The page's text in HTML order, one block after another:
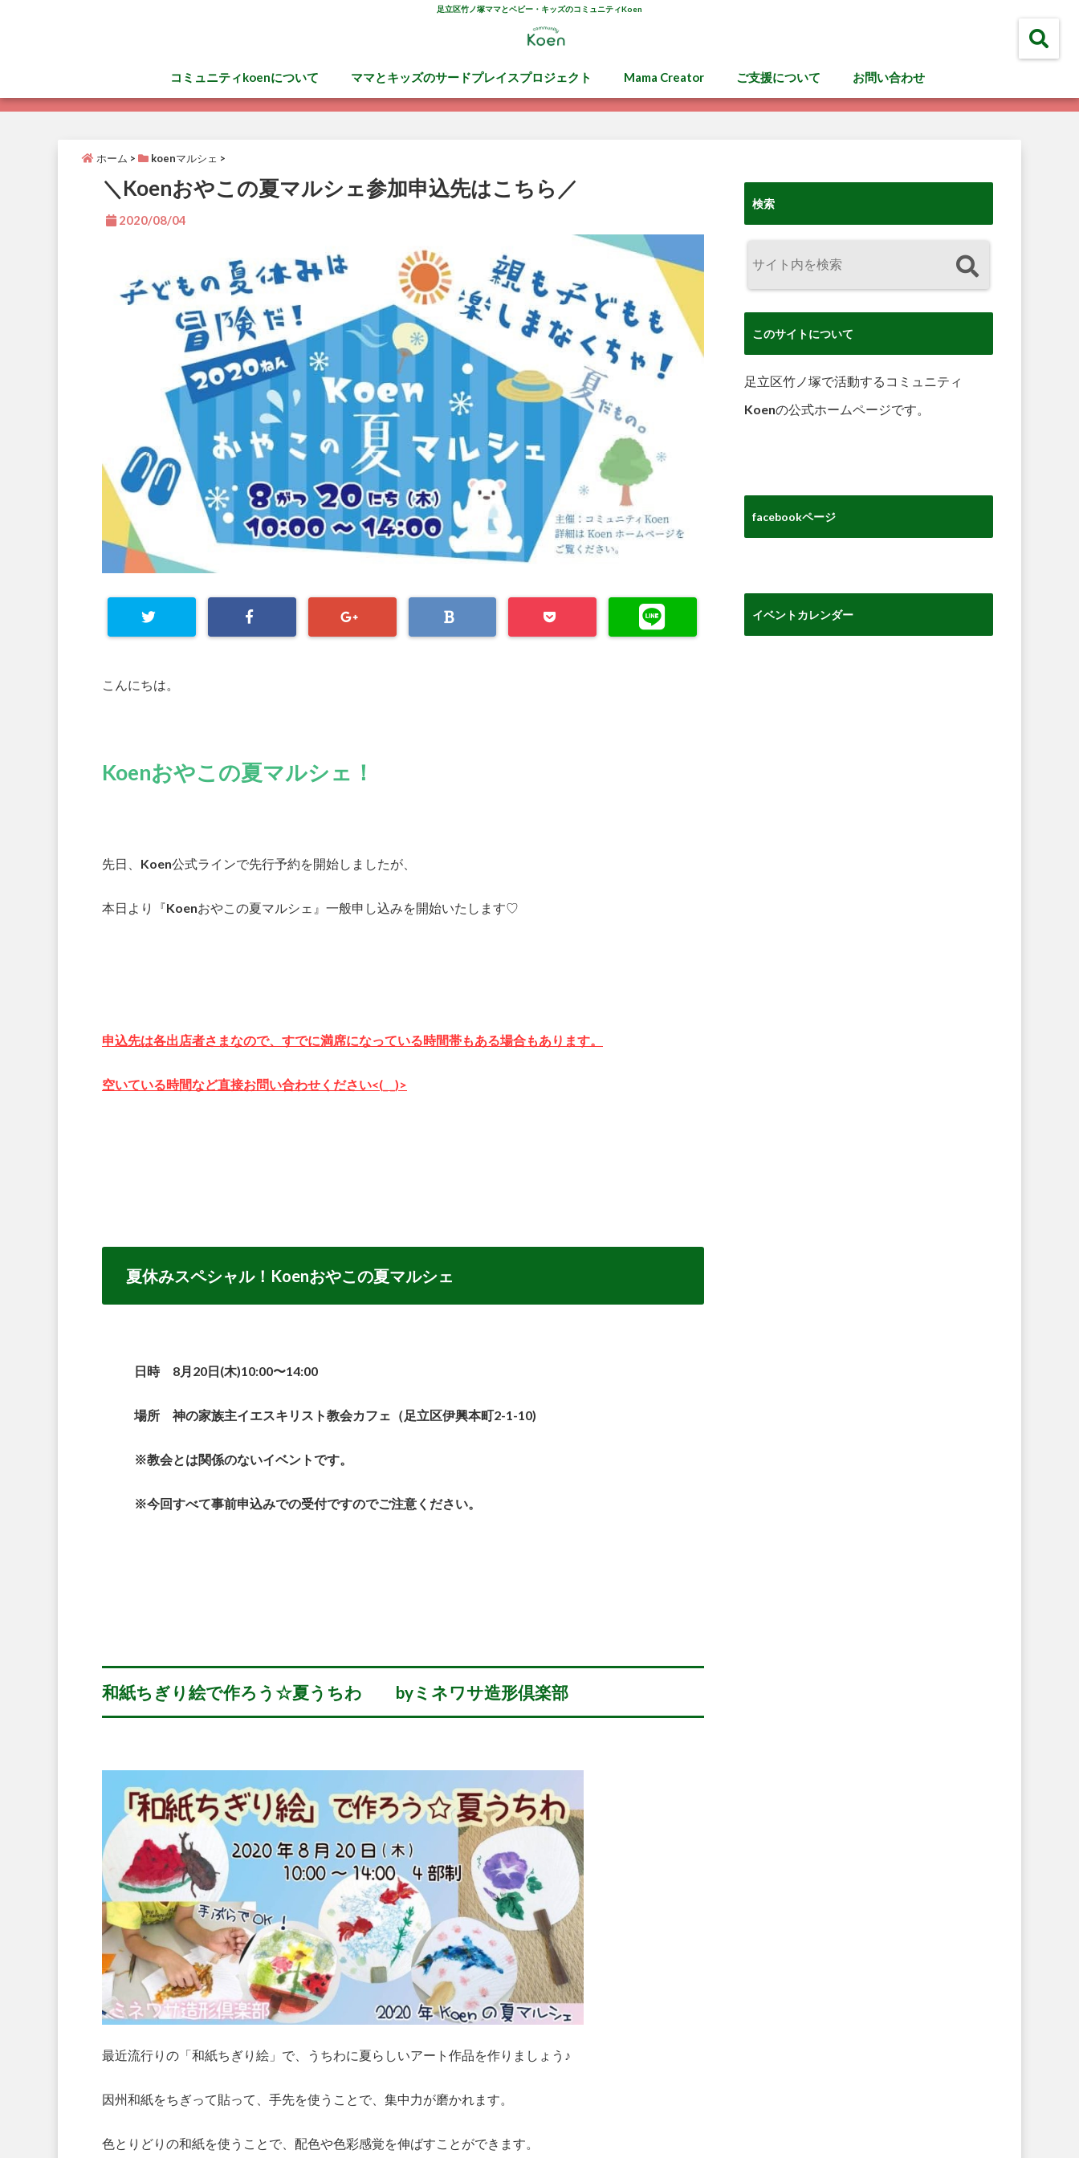
足立区竹ノ塚ママとベビー・キッズのコミュニティKoen
コミュニティkoenについて ママとキッズのサードプレイスプロジェクト Mama Creator ご支援について お問い合わせ
ホーム > koenマルシェ >
＼Koenおやこの夏マルシェ参加申込先はこちら／
2020/08/04
こんにちは。
Koenおやこの夏マルシェ！
先日、Koen公式ラインで先行予約を開始しましたが、
本日より『Koenおやこの夏マルシェ』一般申し込みを開始いたします♡
申込先は各出店者さまなので、すでに満席になっている時間帯もある場合もあります。
空いている時間など直接お問い合わせください<(_ _)>
夏休みスペシャル！Koenおやこの夏マルシェ
日時 8月20日(木)10:00〜14:00
場所 神の家族主イエスキリスト教会カフェ（足立区伊興本町2-1-10)
※教会とは関係のないイベントです。
※今回すべて事前申込みでの受付ですのでご注意ください。
和紙ちぎり絵で作ろう☆夏うちわ byミネワサ造形倶楽部
最近流行りの「和紙ちぎり絵」で、うちわに夏らしいアート作品を作りましょう♪
因州和紙をちぎって貼って、手先を使うことで、集中力が磨かれます。
色とりどりの和紙を使うことで、配色や色彩感覚を伸ばすことができます。
検索
このサイトについて
足立区竹ノ塚で活動するコミュニティ
Koenの公式ホームページです。
facebookページ
イベントカレンダー